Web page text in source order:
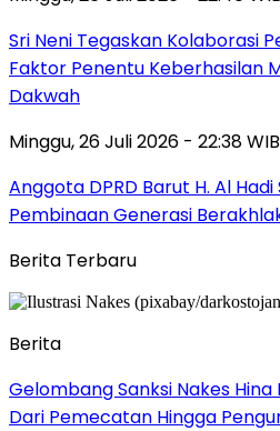
Sri Neni Tegaskan Kolaborasi
Faktor Penentu Keberhasilan
Dakwah
Minggu, 26 Juli 2026 - 22:38 WIB
Anggota DPRD Barut H. Al
Pembinaan Generasi
Berita Terbaru
Berita
Gelombang Sanksi Nakes Hina
Dari Pemecatan Hingga